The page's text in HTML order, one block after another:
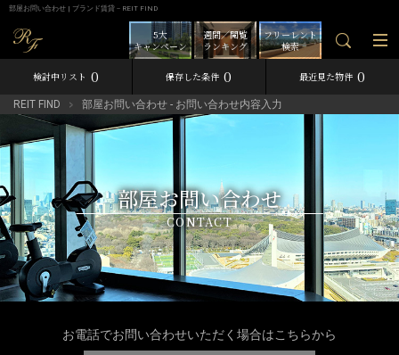
部屋お問い合わせ | ブランド賃貸－REIT FIND
フリーレント
検索
週間／閲覧
ランキング
5大
キャンペーン
検討中リスト 0 保存した条件 0 最近見た物件 0
REIT FIND 部屋お問い合わせ - お問い合わせ内容入力
部屋お問い合わせ
CONTACT
お電話でお問い合わせいただく場合はこちらから